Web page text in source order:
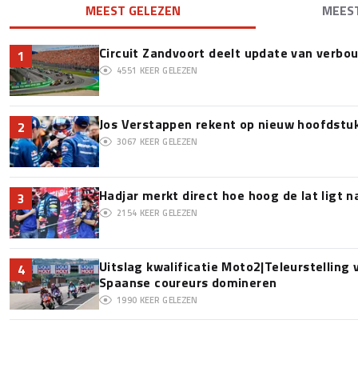
MEEST GELEZEN
1 Circuit Zandvoort deelt update van
4551 KEER GELEZEN
2 Jos Verstappen rekent op nieuw
3067 KEER GELEZEN
3 Hadjar merkt direct hoe hoog de lat ligt
2154 KEER GELEZEN
4
Uitslag kwalificatie Moto2|Teleurstelling
Spaanse coureurs domineren
1990 KEER GELEZEN